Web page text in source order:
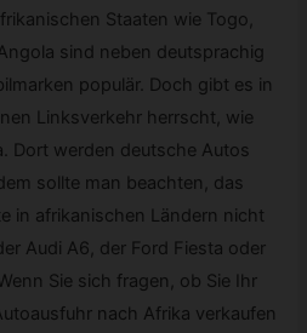
Staaten wie Togo,
sind neben deutsprachig
populär. Doch gibt es in
Linksverkehr herrscht, wie
Dort werden deutsche Autos
sollte man beachten, das
in afrikanischen Ländern nicht
Audi A6, der Ford Fiesta oder
Sie sich fragen, ob Sie Ihr
nach Afrika verkaufen